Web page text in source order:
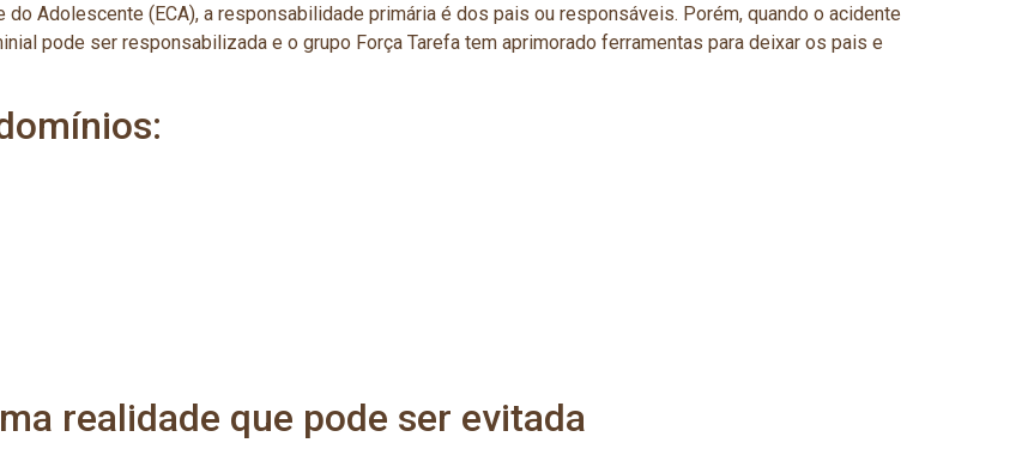
do Adolescente (ECA), a responsabilidade primária é dos pais ou responsáveis. Porém, quando o acidente
pode ser responsabilizada e o grupo Força Tarefa tem aprimorado ferramentas para deixar os pais e
realidade que pode ser evitada